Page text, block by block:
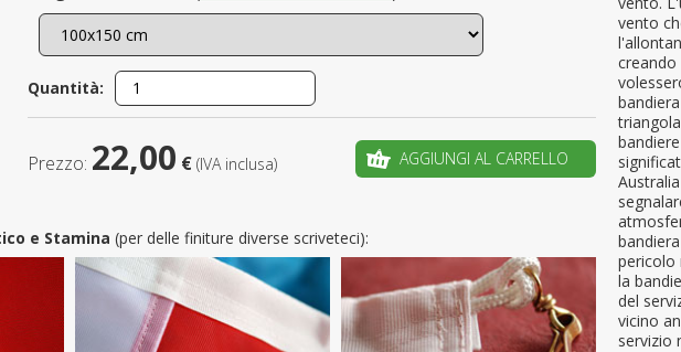
È il tuo primo ordine?
CREA UN NUOVO
vento
pericolo
la
del
vicino
servizio
Quantità:
Prezzo: 22,00 € (IVA inclusa) AGGIUNGI AL CARRELLO
e Stamina (per delle finiture diverse scriveteci):